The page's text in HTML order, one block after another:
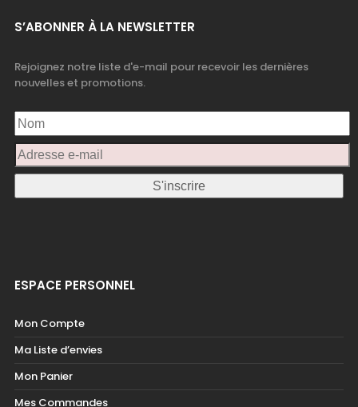
S’ABONNER À LA NEWSLETTER
Rejoignez notre liste d'e-mail pour recevoir les dernières
nouvelles et promotions.
ESPACE PERSONNEL
Mon Compte
Ma Liste d’envies
Mon Panier
Mes Commandes